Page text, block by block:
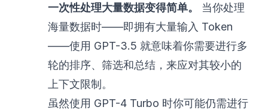
一次性处理大量数据变得简单。
当你处理
海量数据时——即拥有大量输入 Token
——使用 GPT-3.5 就意味着你需要进行多
轮的排序、筛选和总结，来应对其较小的
上下文限制。
虽然使用 GPT-4 Turbo 时你可能仍需进行